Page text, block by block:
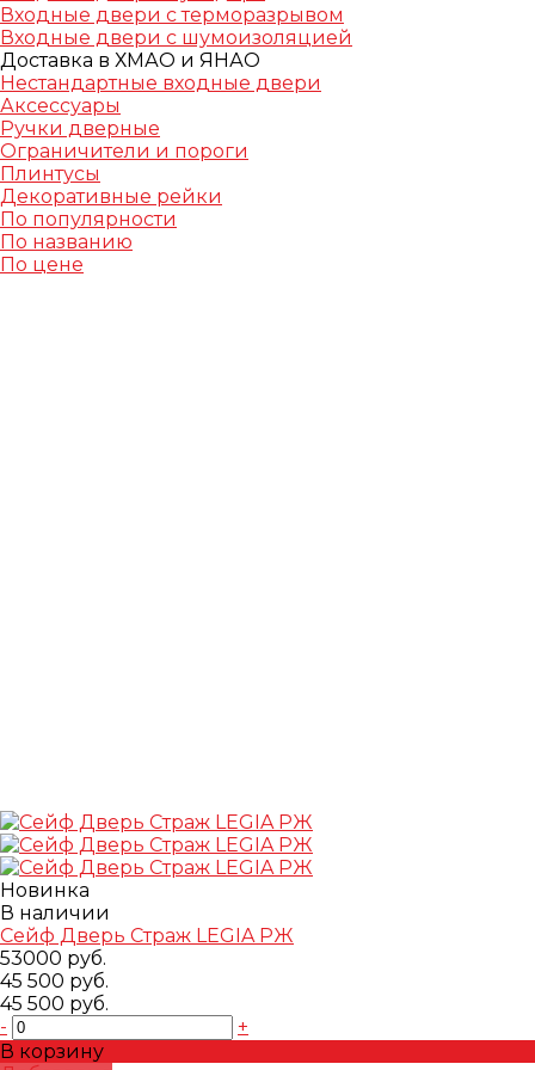
Входные двери с терморазрывом
Входные двери с шумоизоляцией
Доставка в ХМАО и ЯНАО
Нестандартные входные двери
Аксессуары
Ручки дверные
Ограничители и пороги
Плинтусы
Декоративные рейки
По популярности
По названию
По цене
Новинка
В наличии
Сейф Дверь Страж LEGIA РЖ
53000 руб.
45 500 руб.
45 500 руб.
-
+
В корзину